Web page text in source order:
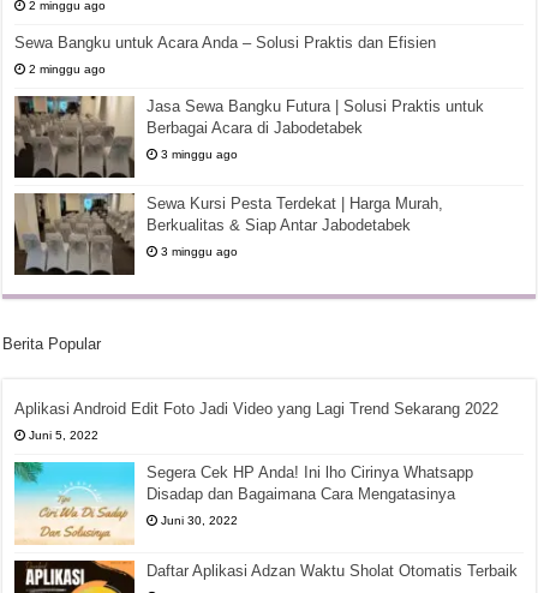
2 minggu ago
Sewa Bangku untuk Acara Anda – Solusi Praktis dan Efisien
2 minggu ago
Jasa Sewa Bangku Futura | Solusi Praktis untuk
Berbagai Acara di Jabodetabek
3 minggu ago
Sewa Kursi Pesta Terdekat | Harga Murah,
Berkualitas & Siap Antar Jabodetabek
3 minggu ago
Berita Popular
Aplikasi Android Edit Foto Jadi Video yang Lagi Trend Sekarang 2022
Juni 5, 2022
Segera Cek HP Anda! Ini lho Cirinya Whatsapp
Disadap dan Bagaimana Cara Mengatasinya
Juni 30, 2022
Daftar Aplikasi Adzan Waktu Sholat Otomatis Terbaik